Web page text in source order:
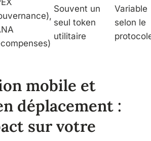
Souvent un
seul token
utilitaire
Variable
selon le
mobile et
déplacement :
sur votre